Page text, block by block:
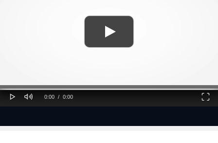
Play Mute
Current
0:00 /
Duration
0:00
Fullscreen